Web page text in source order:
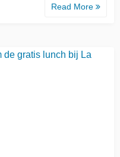
Read More